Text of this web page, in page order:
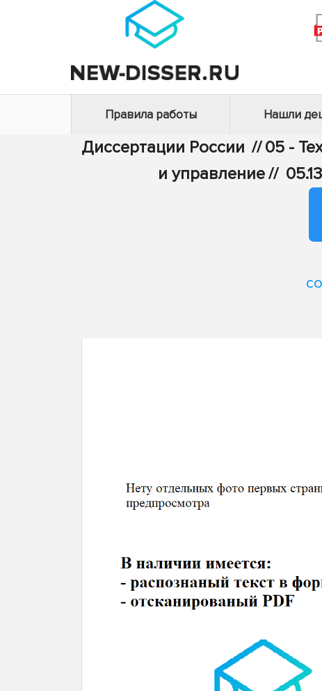
Правила работы Нашли
Диссертации России // 05 -
и управление//